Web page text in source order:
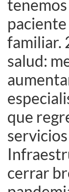
tenemos
familiar.
salud:
que
cerrar